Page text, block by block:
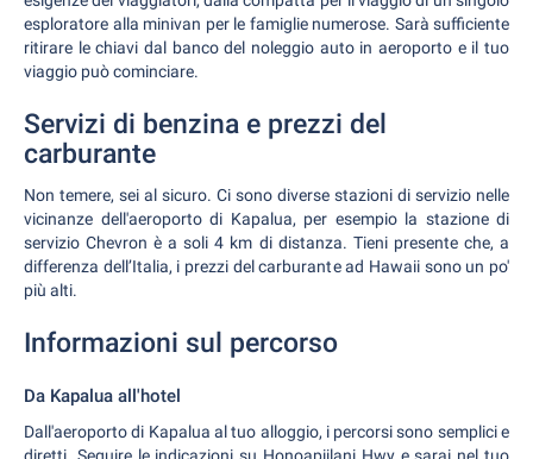
esploratore alla minivan per le famiglie numerose. Sarà sufficiente
ritirare le chiavi dal banco del noleggio auto in aeroporto e il tuo
viaggio può cominciare.
Servizi di benzina e prezzi del
carburante
Non temere, sei al sicuro. Ci sono diverse stazioni di servizio nelle
vicinanze dell'aeroporto di Kapalua, per esempio la stazione di
servizio Chevron è a soli 4 km di distanza. Tieni presente che, a
differenza dell’Italia, i prezzi del carburante ad Hawaii sono un po'
più alti.
Informazioni sul percorso
Da Kapalua all'hotel
Dall'aeroporto di Kapalua al tuo alloggio, i percorsi sono semplici e